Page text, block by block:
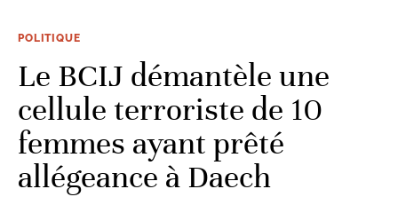
POLITIQUE
Le BCIJ démantèle une
cellule terroriste de 10
femmes ayant prêté
allégeance à Daech